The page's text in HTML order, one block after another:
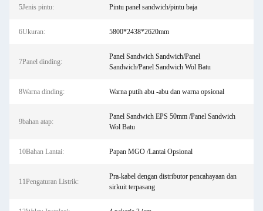
5Jenis pintu: Pintu panel sandwich/pintu baja
6Ukuran: 5800*2438*2620mm
7Panel dinding:
Panel Sandwich Sandwich/Panel
Sandwich/Panel Sandwich Wol Batu
8Warna dinding: Warna putih abu -abu dan warna opsional
9bahan atap:
Panel Sandwich EPS 50mm /Panel Sandwich
Wol Batu
10Bahan Lantai: Papan MGO /Lantai Opsional
11Pengaturan Listrik:
Pra-kabel dengan distributor pencahayaan dan
sirkuit terpasang